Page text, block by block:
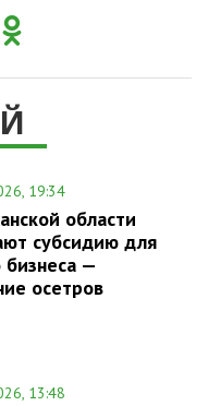
19:34
области
субсидию для
бизнеса —
осетров
13:48